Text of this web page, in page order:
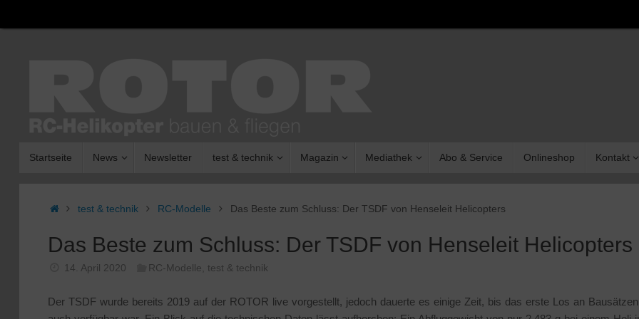
Inhalt
Startseite News Newsletter test & technik Magazin Mediathek Abo & Service Onlineshop Kontakt
Starttest & technik RC-Modelle Das Beste zum Schluss: Der TSDF von Henseleit Helicopters
Das Beste zum Schluss: Der TSDF von Henseleit Helicopters
14. April 2020 RC-Modelle test & technik
Der TSDF wurde bereits 2019 auf der ROTOR live vorgestellt, jedoch dauerte es einige Zeit, bis das erste Los an Bausätzen